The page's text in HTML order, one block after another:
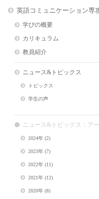
英語コミュニケーション専
学びの概要
カリキュラム
教員紹介
ニュース&トピックス
トピックス
学生の声
ニュース&トピックス：ア
2024年(2)
2023年(7)
2022年(11)
2021年(12)
2020年(8)